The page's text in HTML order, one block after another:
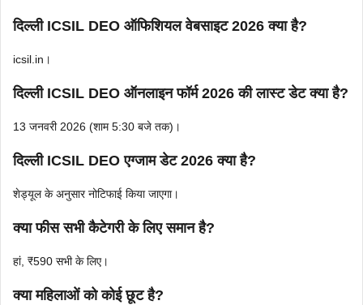
दिल्ली ICSIL DEO ऑफिशियल वेबसाइट 2026 क्या है?
icsil.in।
दिल्ली ICSIL DEO ऑनलाइन फॉर्म 2026 की लास्ट डेट क्या है?
13 जनवरी 2026 (शाम 5:30 बजे तक)।
दिल्ली ICSIL DEO एग्जाम डेट 2026 क्या है?
शेड्यूल के अनुसार नोटिफाई किया जाएगा।
क्या फीस सभी कैटेगरी के लिए समान है?
हां, ₹590 सभी के लिए।
क्या महिलाओं को कोई छूट है?